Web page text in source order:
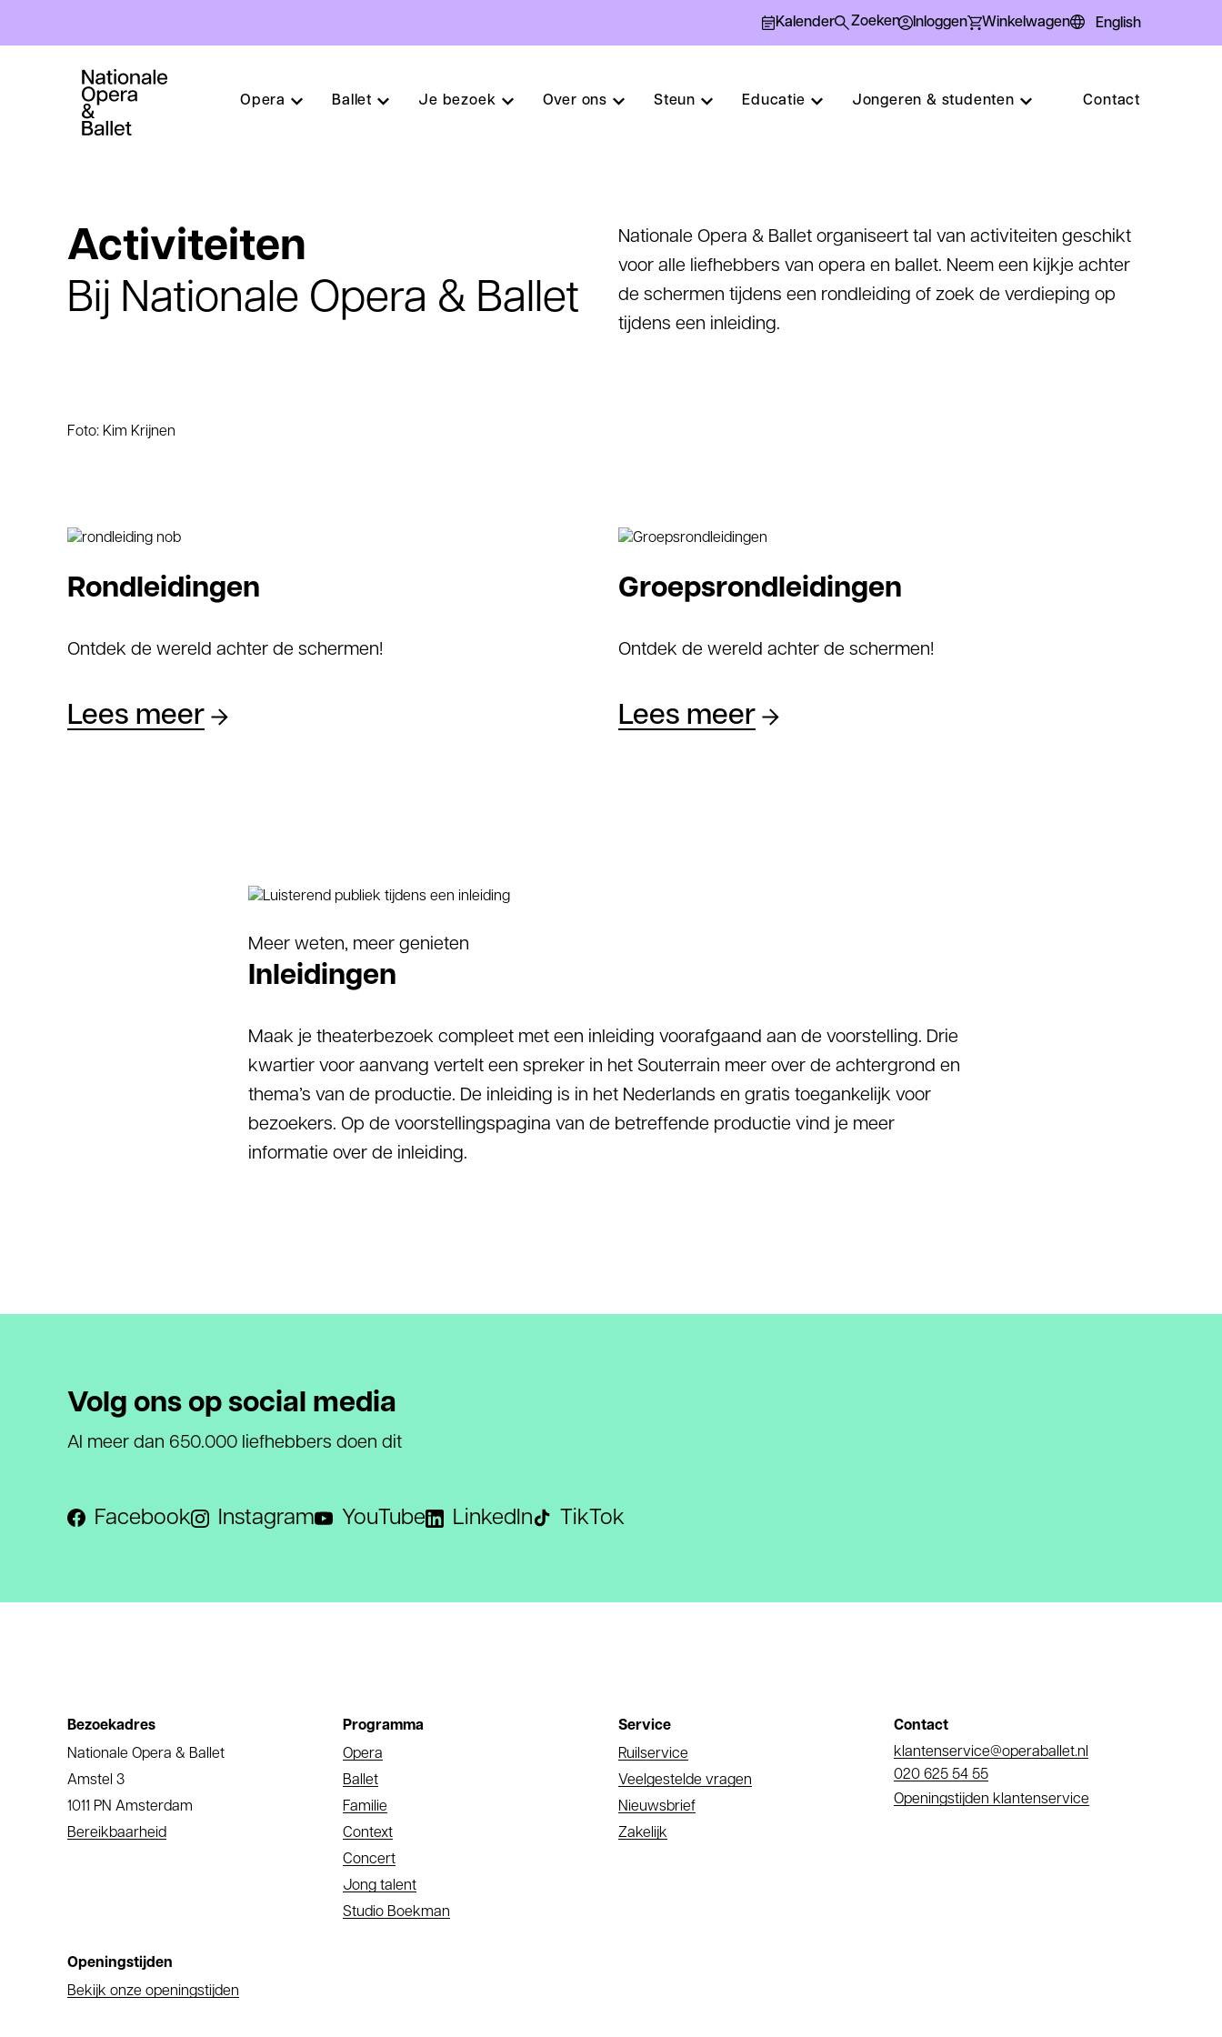
inhoud
gaan
Opera Ballet Je bezoek Over ons Steun Educatie Jongeren & studenten Contact
KalenderSubmit
search
Zoeken Inloggen Winkelwagen English
Activiteiten
Bij Nationale Opera & Ballet
Nationale Opera & Ballet organiseert tal van activiteiten geschikt
voor alle liefhebbers van opera en ballet. Neem een kijkje achter
de schermen tijdens een rondleiding of zoek de verdieping op
tijdens een inleiding.
Foto: Kim Krijnen
Rondleidingen
Ontdek de wereld achter de schermen!
Lees meer
Groepsrondleidingen
Ontdek de wereld achter de schermen!
Lees meer
Meer weten, meer genieten
Inleidingen
Maak je theaterbezoek compleet met een inleiding voorafgaand aan de voorstelling. Drie
kwartier voor aanvang vertelt een spreker in het Souterrain meer over de achtergrond en
thema’s van de productie. De inleiding is in het Nederlands en gratis toegankelijk voor
bezoekers. Op de voorstellingspagina van de betreffende productie vind je meer
informatie over de inleiding.
Volg ons op social media
Al meer dan 650.000 liefhebbers doen dit
Facebook Instagram YouTube LinkedIn TikTok
Bezoekadres
Nationale Opera & Ballet
Amstel 3
1011 PN Amsterdam
Bereikbaarheid
Openingstijden
Bekijk onze openingstijden
Programma
Opera
Ballet
Familie
Context
Concert
Jong talent
Studio Boekman
Service
Ruilservice
Veelgestelde vragen
Nieuwsbrief
Zakelijk
Contact
E-
mail
klantenservice@operaballet.nl
Telefoonnummer
020 625 54 55
Openingstijden klantenservice